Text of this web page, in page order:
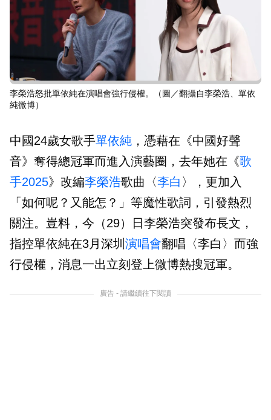
李榮浩怒批單依純在演唱會強行侵權。（圖／翻攝自李榮浩、單依
純微博）
中國24歲女歌手單依純 ，憑藉在《中國好聲
音》奪得總冠軍而進入演藝圈，去年她在《歌
手2025》改編李榮浩歌曲〈李白 〉，更加入
「如何呢？又能怎？」等魔性歌詞，引發熱烈
關注。豈料，今（29）日李榮浩突發布長文，
指控單依純在3月深圳 演唱會翻唱〈李白〉而強
行侵權，消息一出立刻登上微博熱搜冠軍。
廣告 - 請繼續往下閱讀